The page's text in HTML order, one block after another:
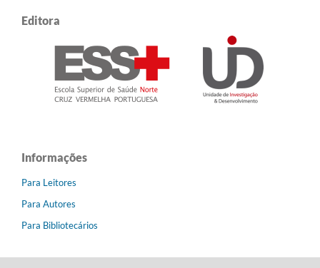
Editora
Informações
Para Leitores
Para Autores
Para Bibliotecários